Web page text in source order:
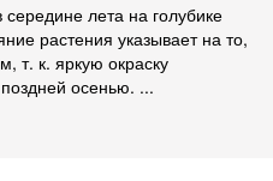
лета на голубике
растения указывает на то,
т. к. яркую окраску
осенью. ...